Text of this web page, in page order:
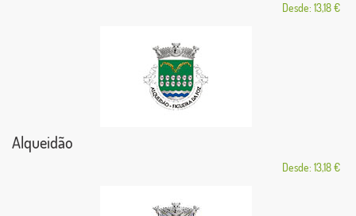
Desde: 13,18 €
Alqueidão
Desde: 13,18 €